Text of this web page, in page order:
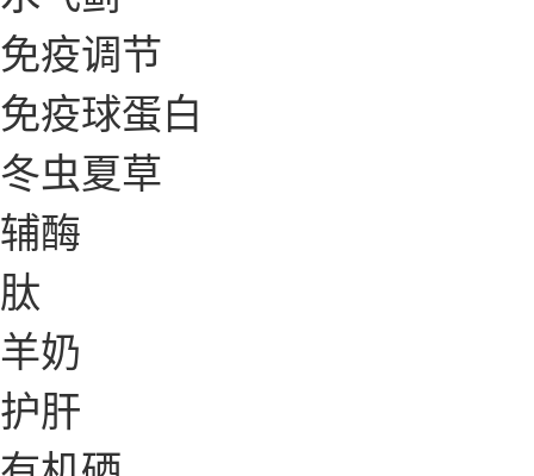
免疫调节
免疫球蛋白
冬虫夏草
辅酶
肽
羊奶
护肝